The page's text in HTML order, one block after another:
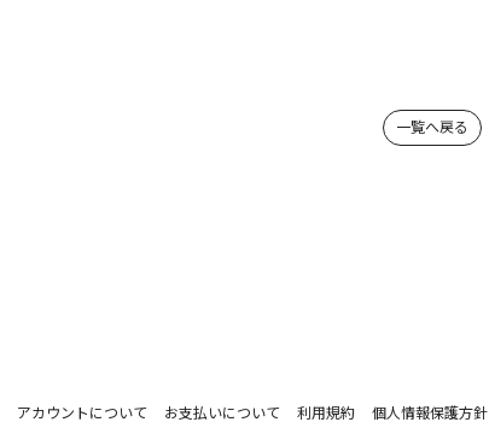
一覧へ戻る
アカウントについて お支払いについて 利用規約 個人情報保護方針